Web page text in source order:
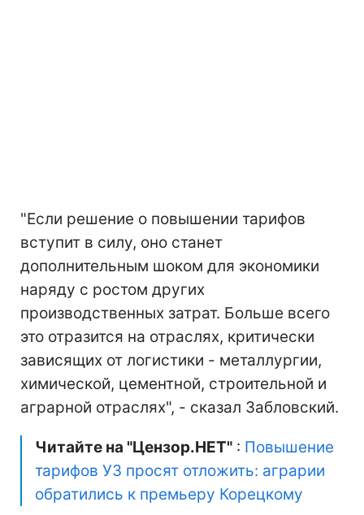
"Если решение о повышении тарифов
вступит в силу, оно станет
дополнительным шоком для экономики
наряду с ростом других
производственных затрат. Больше всего
это отразится на отраслях, критически
зависящих от логистики - металлургии,
химической, цементной, строительной и
аграрной отраслях", - сказал Забловский.
Читайте на "Цензор.НЕТ" : Повышение
тарифов УЗ просят отложить: аграрии
обратились к премьеру Корецкому